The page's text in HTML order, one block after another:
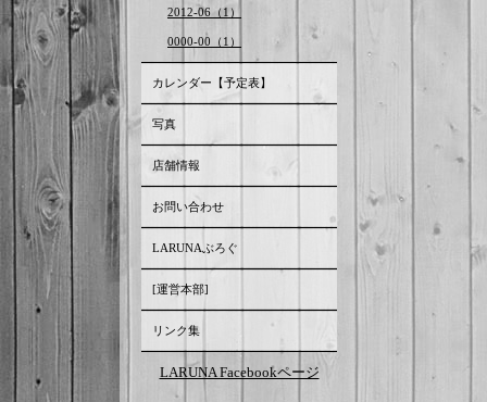
2012-06（1）
0000-00（1）
カレンダー【予定表】
写真
店舗情報
お問い合わせ
LARUNAぶろぐ
[運営本部]
リンク集
LARUNA Facebookページ